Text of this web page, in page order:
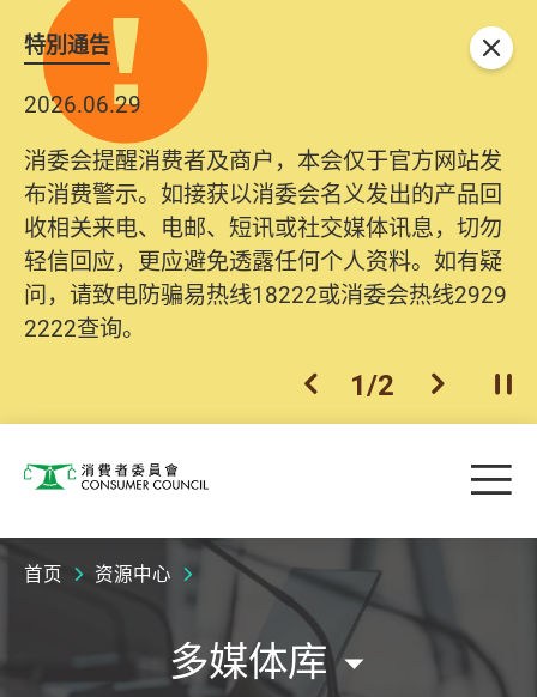
特別通告
2026.06.29
消委会提醒消费者及商户，本会仅于官方网站发
布消费警示。如接获以消委会名义发出的产品回
收相关来电、电邮、短讯或社交媒体讯息，切勿
轻信回应，更应避免透露任何个人资料。如有疑
问，请致电防骗易热线18222或消委会热线2929
2222查询。
2025.10.31
为提升使用者体验及网络安全，本会的投诉处理
系统已经进行升级及推出新功能。由2025年11月
10日起，消费者需要提供基本联络资料（包括姓
名、电邮及电话）注册帐户，才可提交投诉、查
询及建议。所有提交纪录将清晰整合于帐户中，
方便日后作出跟进。
上一个
2/2 下一个开
关闭
消费者委员会 目
首页 资源中心
多媒体库